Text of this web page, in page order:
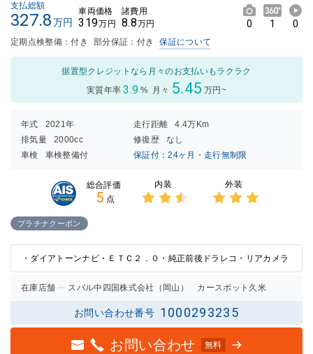
支払総額
327.8万円
車両価格
319万円
諸費用
8.8万円 0 1 0
定期点検整備：付き 部分保証：付き 保証について
据置型クレジットなら月々のお支払いもラクラク
実質年率 3.9 % 月々 5.45 万円~
年式 2021年 走行距離
4.4万Km
排気量
2000cc 修復歴
なし
車検
車検整備付 保証付：24ヶ月・走行無制限
総合評価
5 点
内装 外装
プラチナクーポン
・ダイアトーンナビ・ＥＴＣ２．０・純正前後ドラレコ・リアカメラ
在庫店舗 スバル中四国株式会社（岡山） カースポット久米
お問い合わせ番号 1000293235
お問い合わせ 無料